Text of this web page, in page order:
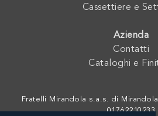
Cassettiere e
Azienda
Contatti
Cataloghi e
Fratelli Mirandola s.a.s. di
01762210233